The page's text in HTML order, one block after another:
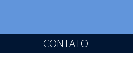
CONTATO